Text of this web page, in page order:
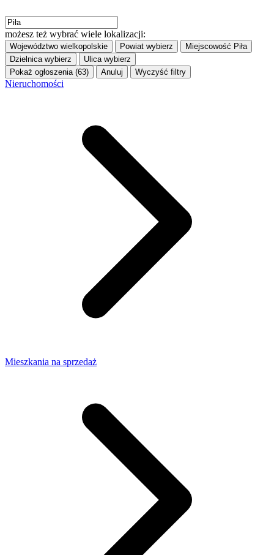
możesz też wybrać wiele lokalizacji:
Województwo wielkopolskie Powiat wybierz Miejscowość Piła
Dzielnica wybierz Ulica wybierz
Pokaż ogłoszenia (63)
Anuluj Wyczyść filtry
Nieruchomości
Mieszkania na sprzedaż